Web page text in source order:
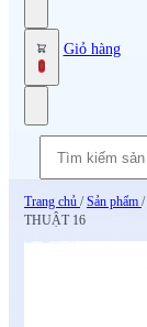
0
Giỏ hàng
Trang chủ / Sản phẩm /
THUẬT 16